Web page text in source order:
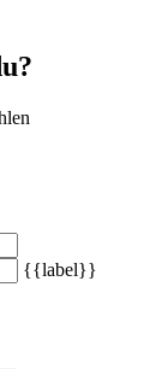
{{label}}